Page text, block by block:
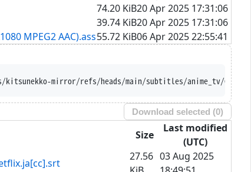
74.20 KiB20 Apr 2025 17:31:06
39.74 KiB20 Apr 2025 17:31:06
MPEG2 AAC).ass55.72 KiB06 Apr 2025 22:55:41
names --iri
Download selected (0)
Size
Last modified
(UTC)
27.56 03 Aug 2025